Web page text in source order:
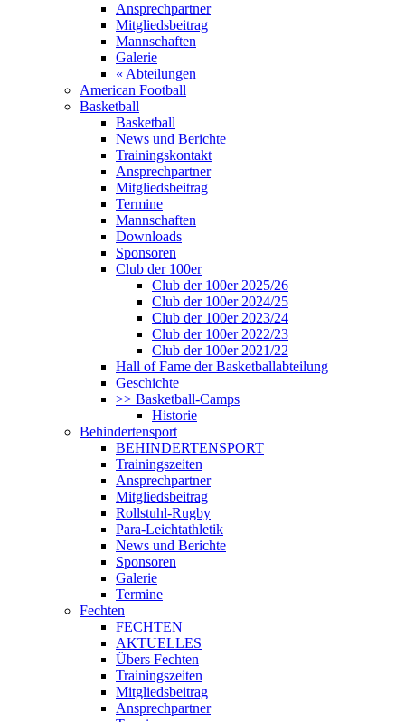
Ansprechpartner
Mitgliedsbeitrag
Mannschaften
Galerie
« Abteilungen
American Football
Basketball
Basketball
News und Berichte
Trainingskontakt
Ansprechpartner
Mitgliedsbeitrag
Termine
Mannschaften
Downloads
Sponsoren
Club der 100er
Club der 100er 2025/26
Club der 100er 2024/25
Club der 100er 2023/24
Club der 100er 2022/23
Club der 100er 2021/22
Hall of Fame der Basketballabteilung
Geschichte
>> Basketball-Camps
Historie
Behindertensport
BEHINDERTENSPORT
Trainingszeiten
Ansprechpartner
Mitgliedsbeitrag
Rollstuhl-Rugby
Para-Leichtathletik
News und Berichte
Sponsoren
Galerie
Termine
Fechten
FECHTEN
AKTUELLES
Übers Fechten
Trainingszeiten
Mitgliedsbeitrag
Ansprechpartner